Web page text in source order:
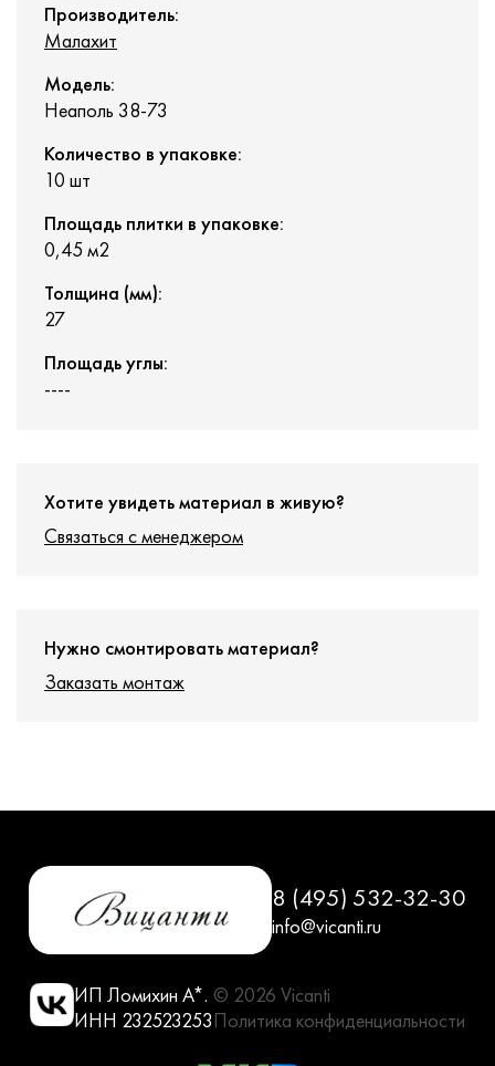
Производитель:
Малахит
Модель:
Неаполь 38-73
Количество в упаковке:
10 шт
Площадь плитки в упаковке:
0,45 м2
Толщина (мм):
27
Площадь углы:
----
Хотите увидеть материал в живую?
Связаться с менеджером
Нужно смонтировать материал?
Заказать монтаж
8 (495) 532-32-30
info@vicanti.ru
ИП Ломихин А*.
ИНН 232523253
© 2026 Vicanti
Политика конфиденциальности